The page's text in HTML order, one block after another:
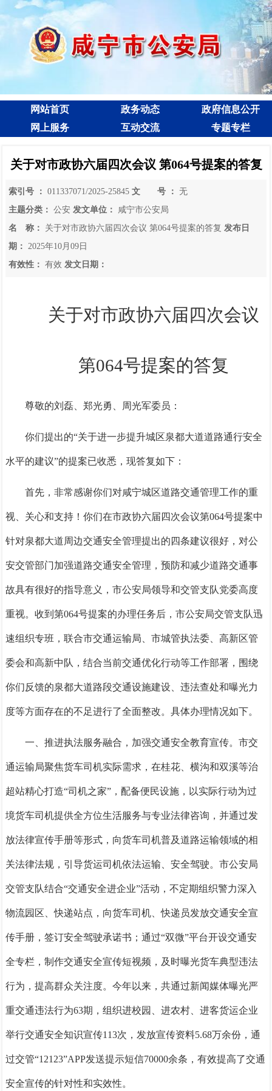
网站首页 政务动态
政府信息公开
网上服务
互动交流 专题专栏
关于对市政协六届四次会议 第064号提案的答复
索引号 ： 011337071/2025-25845 文 号 ：
无
主题分类：
公安 发文单位：
咸宁市公安局
名 称：
关于对市政协六届四次会议 第064号提案的答复 发布日
期：
2025年10月09日
有效性：
有效 发文日期：
关于对市政协六届四次会议
第064号提案的答复
尊敬的刘磊、郑光勇、周光军委员 ：
你们提出的“关于进一步提升城区泉都大道道路通行安全
水平的建议”的提案已收悉，现答复如下 ：
首先，非常感谢你们对咸宁城区道路交通管理工作的重
视、关心和支持 ！你们在市政协六届四次会议第064号提案中
针对泉都大道周边交通安全管理提出的四条建议很好，对公
安交管部门加强道路交通安全管理，预防和减少道路交通事
故具有很好的指导意义，市公安局领导和交管支队党委高度
重视。收到第064号提案的办理任务后，市公安局交管支队迅
速组织专班，联合市交通运输局、市城管执法委、高新区管
委会和高新中队 ，结合当前交通优化行动等工作部署 ， 围绕
你们反馈的泉都大道路段交通设施建设、违法查处和曝光力
度等方面存在的不足进行了全面整改。具体办理情况如下。
一、推进执法服务融合，加强交通安全教育宣传。市交
通运输局聚焦货车司机实际需求，在桂花、横沟和双溪等治
超站精心打造“司机之家”，配备便民设施，以实际行动为过
境货车司机提供全方位生活服务与专业法律咨询，并通过发
放法律宣传手册等形式，向货车司机普及道路运输领域的相
关法律法规，引导货运司机依法运输、安全驾驶。市公安局
交管支队结合“交通安全进企业”活动，不定期组织警力深入
物流园区、快递站点，向货车司机、快递员发放交通安全宣
传手册，签订安全驾驶承诺书；通过“双微”平台开设交通安
全专栏，制作交通安全宣传短视频，及时曝光货车典型违法
行为，提高群众关注度。今年以来，共通过新闻媒体曝光严
重交通违法行为63期，组织进校园、进农村、进客货运企业
举行交通安全知识宣传113次，发放宣传资料5.68万余份，通
过交管“12123”APP发送提示短信70000余条，有效提高了交通
安全宣传的针对性和实效性。